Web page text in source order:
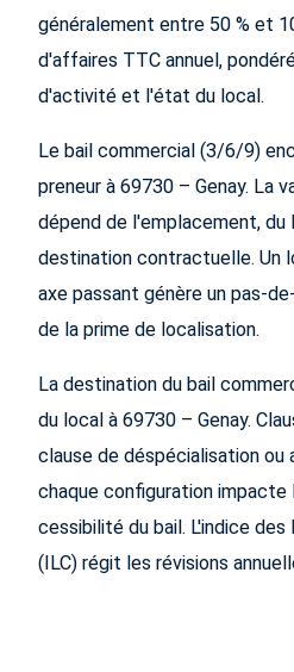
généralement entre 50 % et
d'affaires TTC annuel,
d'activité et l'état du local.
Le bail commercial (3/6/9)
preneur à 69730 – Genay. La
dépend de l'emplacement,
destination contractuelle. Un
axe passant génère un pas-
de la prime de localisation.
La destination du bail
du local à 69730 – Genay.
clause de déspécialisation ou
chaque configuration impacte
cessibilité du bail. L'indice
(ILC) régit les révisions